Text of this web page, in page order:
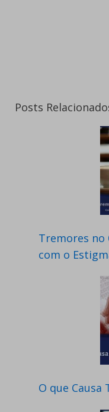
Posts
Tremores no
com o
O que Causa